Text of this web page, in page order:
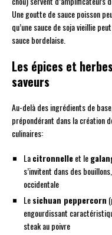
Une goutte de sauce poisson
qu’une sauce de soja vieillie
sauce bordelaise.
Les épices et
saveurs
Au-delà des ingrédients de
prépondérant dans la création
culinaires:
Lacitronnelleet le
s’invitent dans des
occidentale
Lesichuan peppercorn
engourdissant
steak au poivre